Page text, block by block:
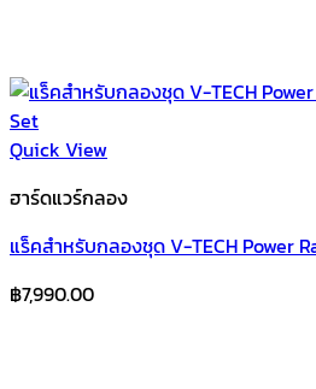
Quick View
ฮาร์ดแวร์กลอง
แร็คสำหรับกลองชุด V-TECH Power
฿7,990.00